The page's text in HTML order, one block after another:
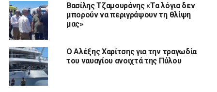
Βασίλης Τζαμουράνης «Τα λόγια δεν
μπορούν να περιγράψουν τη θλίψη
μας»
Ο Αλέξης Χαρίτσης για την τραγωδία
του ναυαγίου ανοιχτά της Πύλου